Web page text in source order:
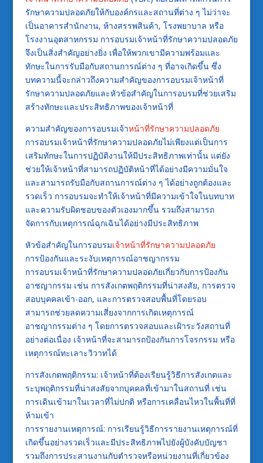
รักษาความปลอดภัยให้กับองค์กรและสถานที่ต่าง ๆ ไม่ว่าจะ
เป็นอาคารสำนักงาน, ห้างสรรพสินค้า, โรงพยาบาล หรือ
โรงงานอุตสาหกรรม การอบรมเจ้าหน้าที่รักษาความปลอดภัย
จึงเป็นสิ่งสำคัญอย่างยิ่ง เพื่อให้พวกเขามีความพร้อมและ
ทักษะในการรับมือกับสถานการณ์ต่าง ๆ ที่อาจเกิดขึ้น ซึ่ง
บทความนี้จะกล่าวถึงความสำคัญของการอบรมเจ้าหน้าที่
รักษาความปลอดภัยและหัวข้อสำคัญในการอบรมที่ช่วยเสริม
สร้างทักษะและประสิทธิภาพของเจ้าหน้าที่
ความสำคัญของการอบรมเจ้าหน้าที่รักษาความปลอดภัย
การอบรมเจ้าหน้าที่รักษาความปลอดภัยไม่เพียงแต่เป็นการ
เสริมทักษะในการปฏิบัติงานให้มีประสิทธิภาพเท่านั้น แต่ยัง
ช่วยให้เจ้าหน้าที่สามารถปฏิบัติหน้าที่ได้อย่างมีความมั่นใจ
และสามารถรับมือกับสถานการณ์ต่าง ๆ ได้อย่างถูกต้องและ
รวดเร็ว การอบรมจะทำให้เจ้าหน้าที่มีความเข้าใจในบทบาท
และความรับผิดชอบของตัวเองมากขึ้น รวมถึงสามารถ
จัดการกับเหตุการณ์ฉุกเฉินได้อย่างมีประสิทธิภาพ
หัวข้อสำคัญในการอบรมเจ้าหน้าที่รักษาความปลอดภัย
การป้องกันและระงับเหตุการณ์อาชญากรรม
การอบรมเจ้าหน้าที่รักษาความปลอดภัยเกี่ยวกับการป้องกัน
อาชญากรรม เช่น การสังเกตพฤติกรรมที่น่าสงสัย, การตรวจ
สอบบุคคลเข้า-ออก, และการตรวจสอบพื้นที่โดยรอบ
สามารถช่วยลดความเสี่ยงจากการเกิดเหตุการณ์
อาชญากรรมต่าง ๆ โดยการตรวจสอบและเฝ้าระวังสถานที่
อย่างต่อเนื่อง เจ้าหน้าที่จะสามารถป้องกันการโจรกรรม หรือ
เหตุการณ์ทะเลาะวิวาทได้
การสังเกตพฤติกรรม: เจ้าหน้าที่ต้องเรียนรู้วิธีการสังเกตและ
ระบุพฤติกรรมที่น่าสงสัยจากบุคคลที่เข้ามาในสถานที่ เช่น
การเดินเข้ามาในเวลาที่ไม่ปกติ หรือการเคลื่อนไหวในพื้นที่ที่
ห้ามเข้า
การรายงานเหตุการณ์: การเรียนรู้วิธีการรายงานเหตุการณ์ที่
เกิดขึ้นอย่างรวดเร็วและมีประสิทธิภาพไปยังผู้บังคับบัญชา
รวมถึงการประสานงานกับตำรวจหรือหน่วยงานที่เกี่ยวข้อง